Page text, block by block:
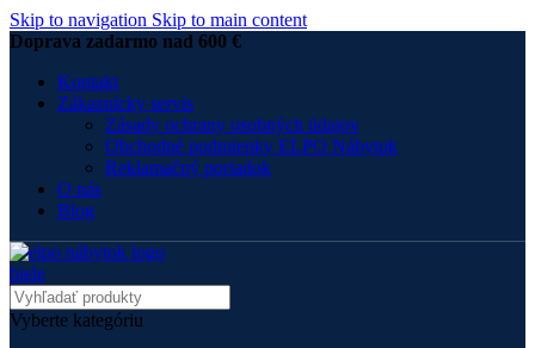
Skip to navigation Skip to main content
Doprava zadarmo nad 600 €
Kontakt
Zákaznícky servis
Zásady ochrany osobných údajov
Obchodné podmienky ELPO Nábytok
Reklamačný poriadok
O nás
Blog
Vyberte kategóriu